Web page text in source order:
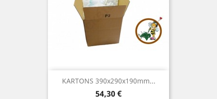
KARTONS 390x290x190mm...
Preis
54,30 €